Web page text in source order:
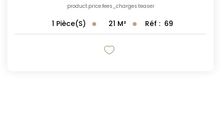
product.price.fees_charges.teaser
1 Pièce(s) 21 M² Réf : 69